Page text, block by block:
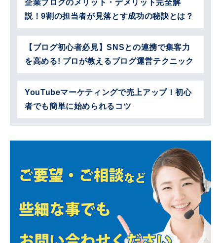
企業ブログのメリット・デメリット完全解
説！9割の担当者が見落とす成功の秘訣とは？
【ブログ初心者必見】SNSとの連携で集客力
を高める! プロが教えるブログ運営テクニック
YouTubeマーケティングで売上アップ！初心
者でも簡単に始められるコツ